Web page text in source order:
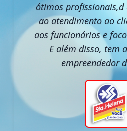
ótimos
ao atendimento ao
aos funcionários e
E além disso, tem
empreendedor